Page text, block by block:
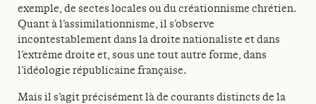
exemple, de sectes locales ou du créationnisme chrétien.
Quant à l’assimilationnisme, il s’observe
incontestablement dans la droite nationaliste et dans
l’extrême droite et, sous une tout autre forme, dans
l’idéologie républicaine française.
Mais il s’agit précisément là de courants distincts de la